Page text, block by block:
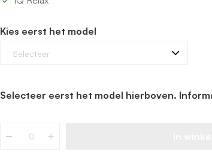
Kies eerst het model
Selecteer
Selecteer eerst het model hierboven.